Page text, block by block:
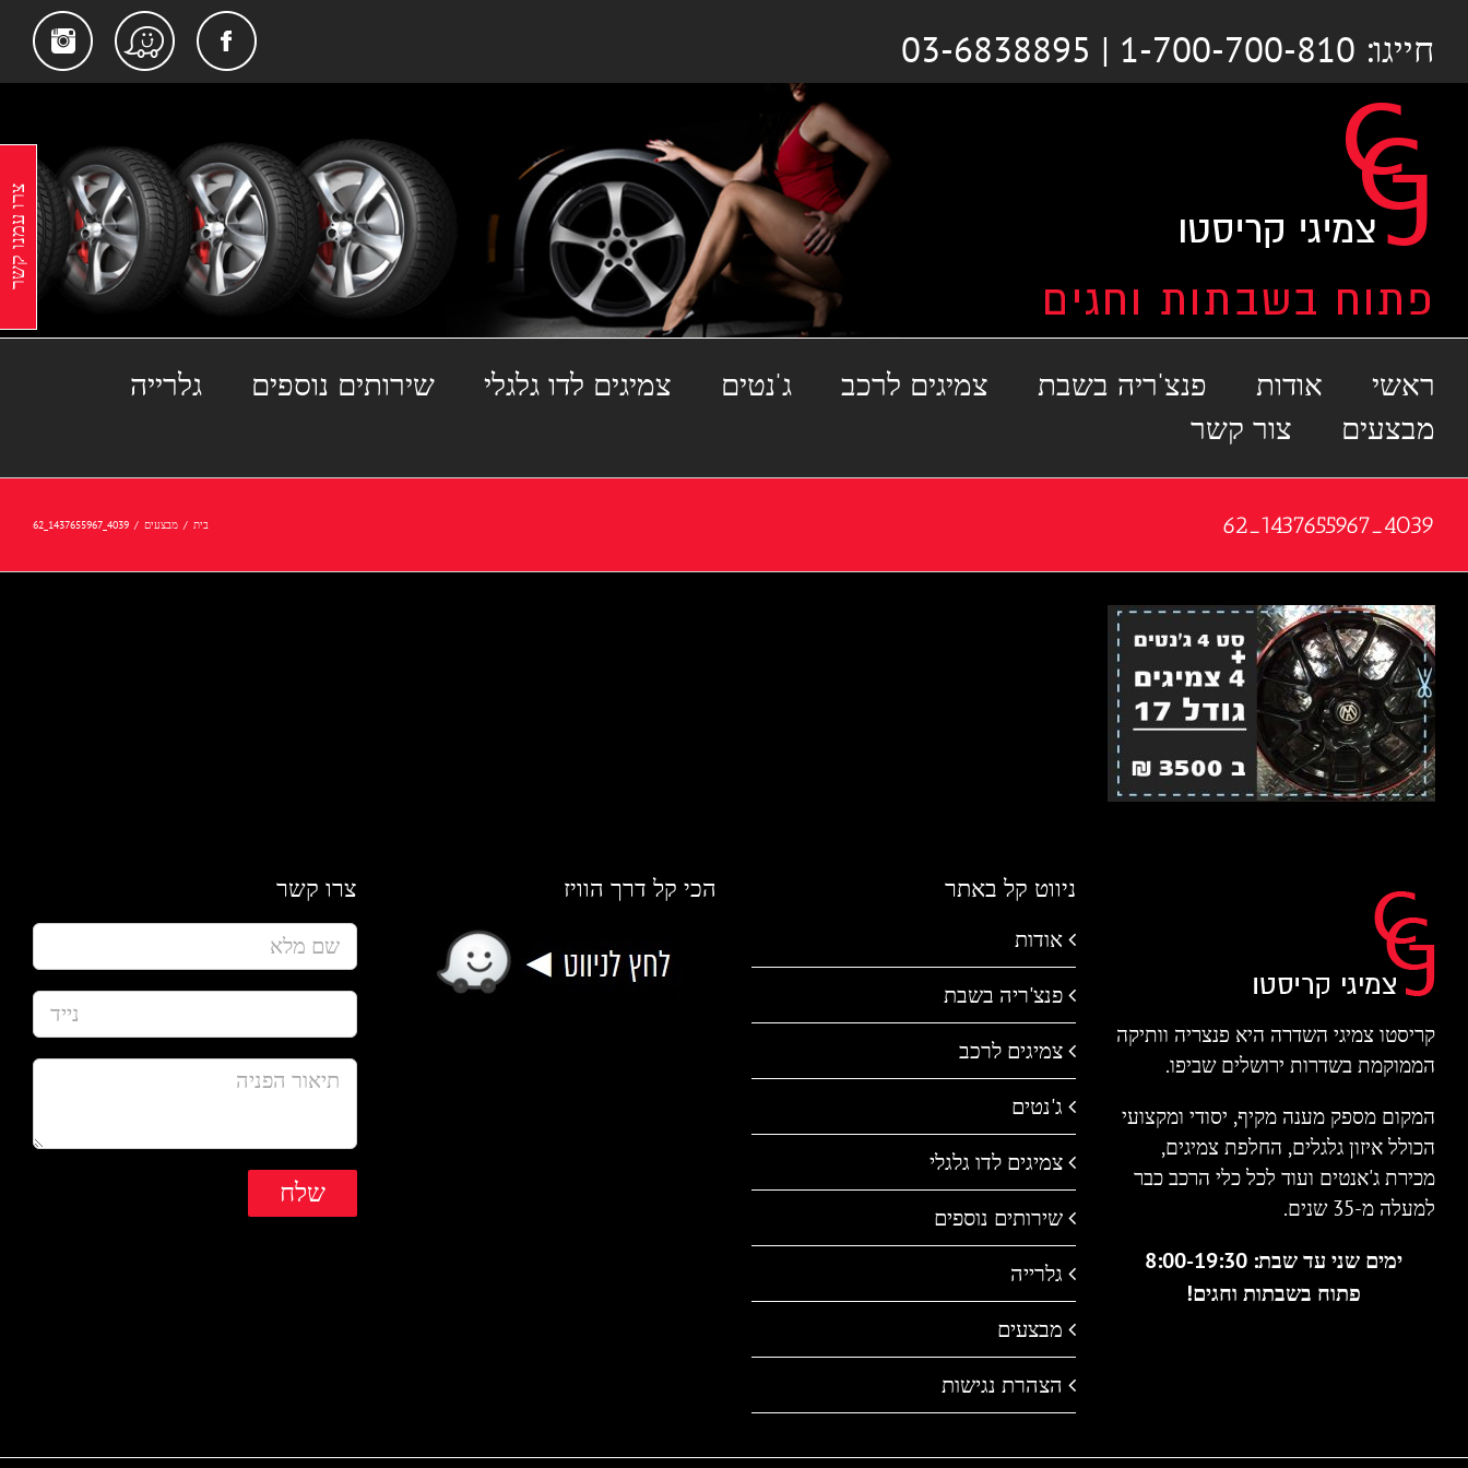
לתוכןחייגו: 1-700-700-810 | 03-6838895 Facebook
Waze
ראשי אודות פנצ'ריה בשבת צמיגים לרכב ג'נטים צמיגים לדו גלגלי שירותים נוספים
גלרייה
מבצעים
צור קשר
4039_1437655967_62 בית / מבצעים /
4039_1437655967_62
קריסטו צמיגי השדרה היא פנצריה וותיקה
הממוקמת בשדרות ירושלים שביפו.
המקום מספק מענה מקיף, יסודי ומקצועי
הכולל איזון גלגלים, החלפת צמיגים,
מכירת ג'אנטים ועוד לכל כלי הרכב כבר
למעלה מ-35 שנים.
ימים שני עד שבת: 8:00-19:30
פתוח בשבתות וחגים!
ניווט קל באתר
אודות
פנצ'ריה בשבת
צמיגים לרכב
ג'נטים
צמיגים לדו גלגלי
שירותים נוספים
גלרייה
מבצעים
הצהרת נגישות
הכי קל דרך הוויז צרו קשר
צרו עמנו קשר